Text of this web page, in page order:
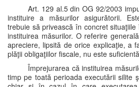
Art. 129 al.5 din OG 92/2003
instituire a măsurilor asigurătorii.
trebuie să privească în concret
instituirea măsurilor. O referire
apreciere, lipsită de orice explicaţie, a
plăţii obligaţiilor fiscale, nu este
Împrejurarea că instituirea
timp pe toată perioada executării silite